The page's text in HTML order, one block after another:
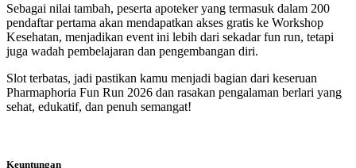
Sebagai nilai tambah, peserta apoteker yang termasuk dalam 200
pendaftar pertama akan mendapatkan akses gratis ke Workshop
Kesehatan, menjadikan event ini lebih dari sekadar fun run, tetapi
juga wadah pembelajaran dan pengembangan diri.
Slot terbatas, jadi pastikan kamu menjadi bagian dari keseruan
Pharmaphoria Fun Run 2026 dan rasakan pengalaman berlari yang
sehat, edukatif, dan penuh semangat!
Keuntungan